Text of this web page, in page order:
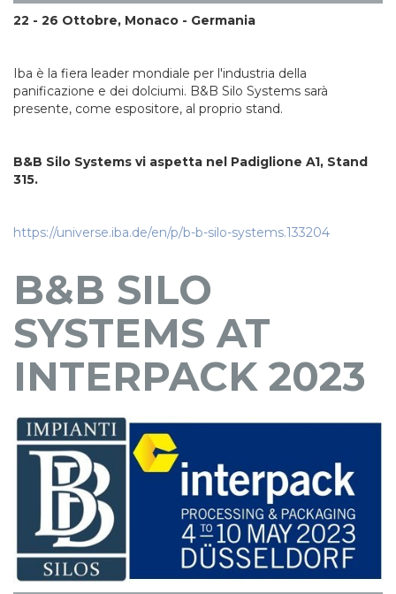
22 - 26 Ottobre, Monaco - Germania
Iba è la fiera leader mondiale per l'industria della
panificazione e dei dolciumi. B&B Silo Systems sarà
presente, come espositore, al proprio stand.
B&B Silo Systems vi aspetta nel Padiglione A1, Stand
315.
https://universe.iba.de/en/p/b-b-silo-systems.133204
B&B SILO
SYSTEMS AT
INTERPACK 2023